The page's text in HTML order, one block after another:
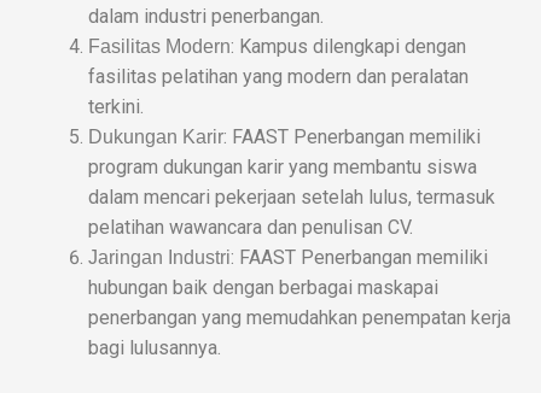
dalam industri penerbangan.
Fasilitas Modern: Kampus dilengkapi dengan
fasilitas pelatihan yang modern dan peralatan
terkini.
Dukungan Karir: FAAST Penerbangan memiliki
program dukungan karir yang membantu siswa
dalam mencari pekerjaan setelah lulus, termasuk
pelatihan wawancara dan penulisan CV.
Jaringan Industri: FAAST Penerbangan memiliki
hubungan baik dengan berbagai maskapai
penerbangan yang memudahkan penempatan kerja
bagi lulusannya.